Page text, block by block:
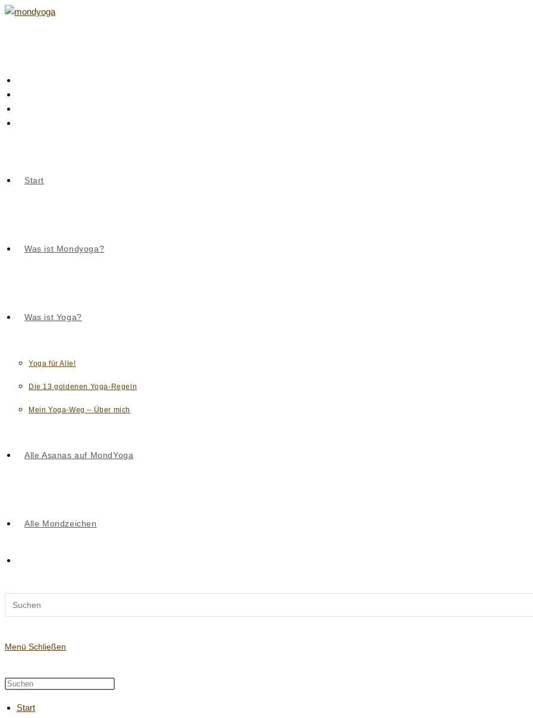
Zum
Start
Was ist Mondyoga?
Was ist Yoga?
Yoga für Alle!
Die 13 goldenen Yoga-Regeln
Mein Yoga-Weg – Über mich
Alle Asanas auf MondYoga
Alle Mondzeichen
Suche
Website
durchsuchen
Menü Schließen
Diese
durchsuchen
Start